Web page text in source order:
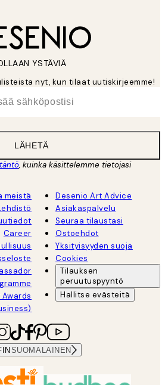
YSTÄVIÄ
nyt, kun tilaat uutiskirjeemme!
LÄHETÄ
, kuinka käsittelemme tietojasi
meistä
Career
Desenio Art Advice
Asiakaspalvelu
Seuraa tilaustasi
Ostoehdot
Yksityisyyden suoja
Cookies
Tilauksen
peruutuspyyntö
Hallitse evästeitä
SUOMALAINEN